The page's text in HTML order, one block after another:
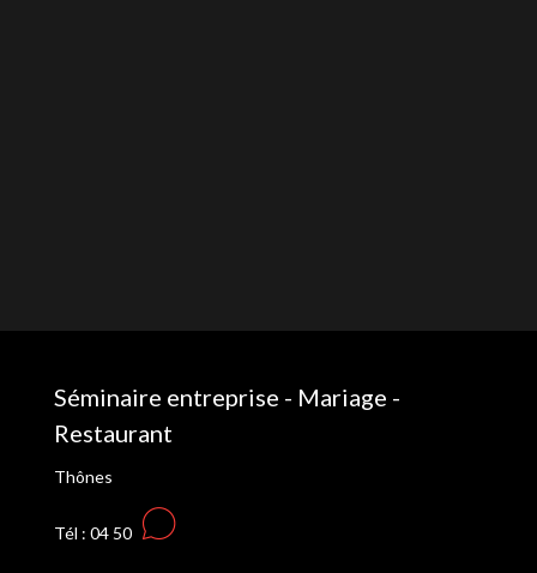
Séminaire entreprise - Mariage -
Restaurant
Thônes
Tél : 04 50